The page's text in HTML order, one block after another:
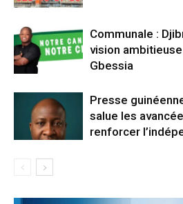
Communale :
vision ambitieuse
Gbessia
Presse
salue les
renforcer